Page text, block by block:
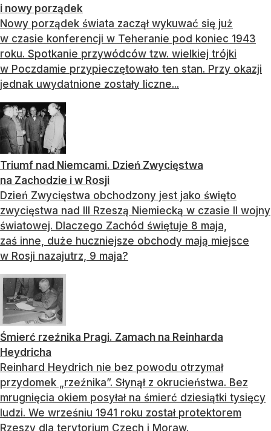
i nowy porządek
Nowy porządek świata zaczął wykuwać się już
w czasie konferencji w Teheranie pod koniec 1943
roku. Spotkanie przywódców tzw. wielkiej trójki
w Poczdamie przypieczętowało ten stan. Przy okazji
jednak uwydatnione zostały liczne...
Triumf nad Niemcami. Dzień Zwycięstwa
na Zachodzie i w Rosji
Dzień Zwycięstwa obchodzony jest jako święto
zwycięstwa nad III Rzeszą Niemiecką w czasie II wojny
światowej. Dlaczego Zachód świętuje 8 maja,
zaś inne, duże huczniejsze obchody mają miejsce
w Rosji nazajutrz, 9 maja?
Śmierć rzeźnika Pragi. Zamach na Reinharda
Heydricha
Reinhard Heydrich nie bez powodu otrzymał
przydomek „rzeźnika”. Słynął z okrucieństwa. Bez
mrugnięcia okiem posyłał na śmierć dziesiątki tysięcy
ludzi. We wrześniu 1941 roku został protektorem
Rzeszy dla terytorium Czech i Moraw.